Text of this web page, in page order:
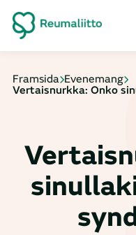
Framsida Evenemang
Vertaisnurkka: Onko